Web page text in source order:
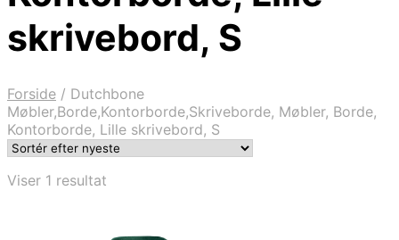
skrivebord, S
Forside / Dutchbone
Møbler,Borde,Kontorborde,Skriveborde, Møbler, Borde,
Kontorborde, Lille skrivebord, S
Viser 1 resultat